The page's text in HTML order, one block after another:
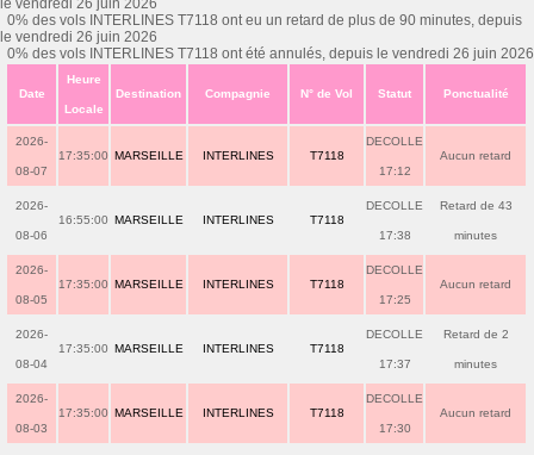
le vendredi 26 juin 2026
0% des vols INTERLINES T7118 ont eu un retard de plus de 90 minutes, depuis
le vendredi 26 juin 2026
0% des vols INTERLINES T7118 ont été annulés, depuis le vendredi 26 juin 2026
Date
Heure
Locale
Destination Compagnie N° de Vol Statut Ponctualité
2026-
08-07
17:35:00 MARSEILLE INTERLINES T7118
DECOLLE
17:12
Aucun retard
2026-
08-06
16:55:00 MARSEILLE INTERLINES T7118
DECOLLE
17:38
Retard de 43
minutes
2026-
08-05
17:35:00 MARSEILLE INTERLINES T7118
DECOLLE
17:25
Aucun retard
2026-
08-04
17:35:00 MARSEILLE INTERLINES T7118
DECOLLE
17:37
Retard de 2
minutes
2026-
08-03
17:35:00 MARSEILLE INTERLINES T7118
DECOLLE
17:30
Aucun retard